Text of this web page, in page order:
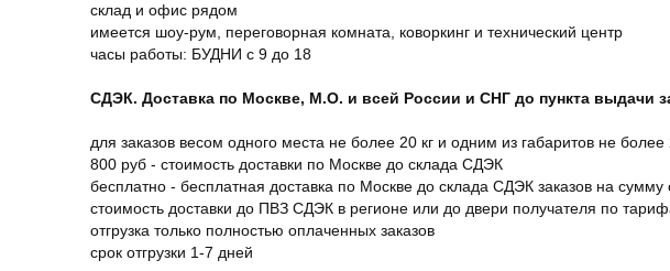
склад и офис рядом
имеется шоу-рум, переговорная комната, коворкинг и технический центр
часы работы: БУДНИ с 9 до 18
СДЭК. Доставка по Москве, М.О. и всей России и СНГ до пункта выдачи
для заказов весом одного места не более 20 кг и одним из габаритов не более
800 руб - стоимость доставки по Москве до склада СДЭК
бесплатно - бесплатная доставка по Москве до склада СДЭК заказов на сумму
стоимость доставки до ПВЗ СДЭК в регионе или до двери получателя по
отгрузка только полностью оплаченных заказов
срок отгрузки 1-7 дней